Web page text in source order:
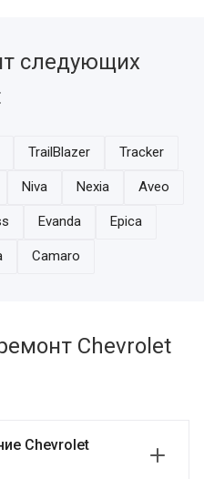
следующих
TrailBlazer Tracker
Niva Nexia Aveo
Evanda Epica
Camaro
Chevrolet
Chevrolet